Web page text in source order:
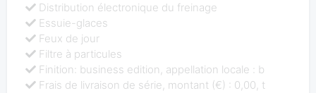
Distribution électronique du freinage
Essuie-glaces
Feux de jour
Filtre à particules
Finition: business edition, appellation locale : b
Frais de livraison de série, montant (€) : 0,00, t